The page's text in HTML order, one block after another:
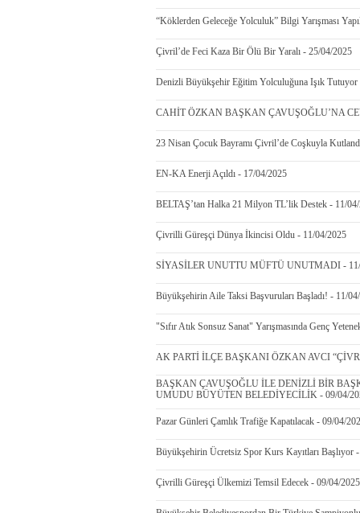
“Köklerden Geleceğe Yolculuk” Bilgi Yarışması
Çivril’de Feci Kaza Bir Ölü Bir Yaralı - 25/04/2025
Denizli Büyükşehir Eğitim Yolculuğuna Işık Tutuyor
CAHİT ÖZKAN BAŞKAN ÇAVUŞOĞLU’NA
23 Nisan Çocuk Bayramı Çivril’de Coşkuyla
EN-KA Enerji Açıldı - 17/04/2025
BELTAŞ’tan Halka 21 Milyon TL’lik Destek - 11/
Çivrilli Güreşçi Dünya İkincisi Oldu - 11/04/2025
SİYASİLER UNUTTU MÜFTÜ UNUTMADI - 11/
Büyükşehirin Aile Taksi Başvuruları Başladı! - 11/
"Sıfır Atık Sonsuz Sanat" Yarışmasında Genç
AK PARTİ İLÇE BAŞKANI ÖZKAN AVCI
BAŞKAN ÇAVUŞOĞLU İLE DENİZLİ BİR
UMUDU BÜYÜTEN BELEDİYECİLİK - 09/04/
Pazar Günleri Çamlık Trafiğe Kapatılacak - 09/04/
Büyükşehirin Ücretsiz Spor Kurs Kayıtları Başlıyor
Çivrilli Güreşçi Ülkemizi Temsil Edecek - 09/04/2025